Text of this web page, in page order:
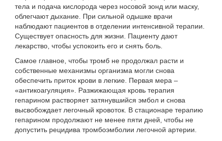
тела и подача кислорода через носовой зонд или маску,
облегчают дыхание. При сильной одышке врачи
наблюдают пациентов в отделении интенсивной терапии.
Существует опасность для жизни. Пациенту дают
лекарство, чтобы успокоить его и снять боль.
Самое главное, чтобы тромб не продолжал расти и
собственные механизмы организма могли снова
обеспечить приток крови в легкие. Первая мера –
«антикоагуляция». Разжижающая кровь терапия
гепарином растворяет затянувшийся эмбол и снова
высвобождает легочный кровоток. В стационаре терапию
гепарином продолжают не менее пяти дней, чтобы не
допустить рецидива тромбоэмболии легочной артерии.